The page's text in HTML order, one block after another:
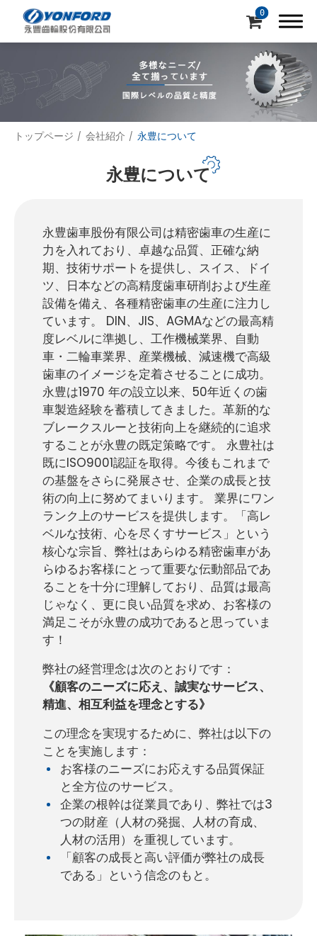
0
トップページ 会社紹介 永豊について
永豊について
永豊歯車股份有限公司は精密歯車の生産に
力を入れており、卓越な品質、正確な納
期、技術サポートを提供し、スイス、ドイ
ツ、日本などの高精度歯車研削および生産
設備を備え、各種精密歯車の生産に注力し
ています。 DIN、JIS、AGMAなどの最高精
度レベルに準拠し、工作機械業界、自動
車・二輪車業界、産業機械、減速機で高級
歯車のイメージを定着させることに成功。
永豊は1970 年の設立以来、50年近くの歯
車製造経験を蓄積してきました。革新的な
ブレークスルーと技術向上を継続的に追求
することが永豊の既定策略です。 永豊社は
既にISO9001認証を取得。今後もこれまで
の基盤をさらに発展させ、企業の成長と技
術の向上に努めてまいります。 業界にワン
ランク上のサービスを提供します。「高レ
ベルな技術、心を尽くすサービス」という
核心な宗旨、弊社はあらゆる精密歯車があ
らゆるお客様にとって重要な伝動部品であ
ることを十分に理解しており、品質は最高
じゃなく、更に良い品質を求め、お客様の
満足こそが永豊の成功であると思っていま
す！
弊社の経営理念は次のとおりです：
《顧客のニーズに応え、誠実なサービス、
精進、相互利益を理念とする》
この理念を実現するために、弊社は以下の
ことを実施します：
お客様のニーズにお応えする品質保証
と全方位のサービス。
企業の根幹は従業員であり、弊社では3
つの財産（人材の発掘、人材の育成、
人材の活用）を重視しています。
「顧客の成長と高い評価が弊社の成長
である」という信念のもと。
会社紹介
会社沿革
製造OEM専門
製品紹介
製品応用
機械設備
サポートセンター
お問い合わせ
繁體中文
English
Japan
Spanish